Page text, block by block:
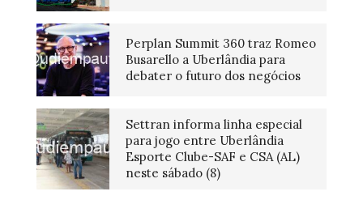
Perplan Summit 360 traz Romeo
Busarello a Uberlândia para
debater o futuro dos negócios
Settran informa linha especial
para jogo entre Uberlândia
Esporte Clube-SAF e CSA (AL)
neste sábado (8)